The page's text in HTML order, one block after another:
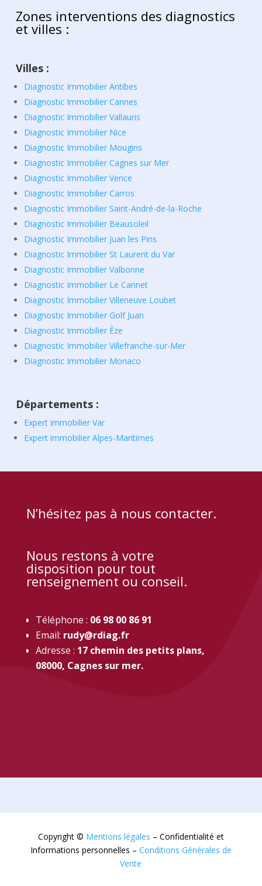
Zones interventions des diagnostics
et villes :
Villes :
Diagnostic Immobilier Antibes
Diagnostic Immobilier Cannes
Diagnostic Immobilier Vallauris
Diagnostic Immobilier Nice
Diagnostic Immobilier Mougins
Diagnostic Immobilier Cagnes sur Mer
Diagnostic Immobilier Vence
Diagnostic Immobilier Carros
Diagnostic Immobilier Saint-André-de-la-Roche
Diagnostic Immobilier Beausoleil
Diagnostic Immobilier Juan les Pins
Diagnostic Immobilier St Laurent du Var
Diagnostic Immobilier Valbonne
Diagnostic Immobilier Le Cannet
Diagnostic Immobilier Villeneuve Loubet
Diagnostic Immobilier Golf Juan
Diagnostic Immobilier Èze
Diagnostic Immobilier Villefranche-sur-Mer
Diagnostic Immobilier Monaco
Départements :
Expert immobilier Var
Expert immobilier Alpes-Maritimes
N’hésitez pas à nous contacter.
Nous restons à votre
disposition pour tout
renseignement ou conseil.
Téléphone : 06 98 00 86 91
Email: rudy@rdiag.fr
Adresse : 17 chemin des petits plans,
08000, Cagnes sur mer.
Copyright © Mentions légales – Confidentialité et
Informations personnelles – Conditions Générales de
Vente